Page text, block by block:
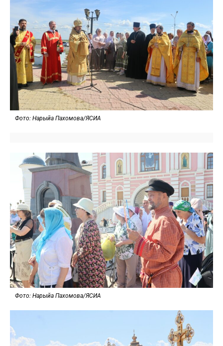
Фото: Нарыйа Пахомова/ЯСИА
Фото: Нарыйа Пахомова/ЯСИА